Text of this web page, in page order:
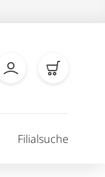
Filialsuche